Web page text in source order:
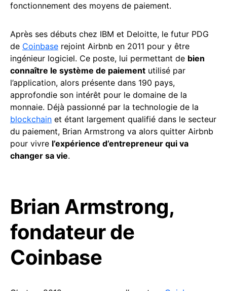
fonctionnement des moyens de paiement.
Après ses débuts chez IBM et Deloitte, le futur PDG
de Coinbase rejoint Airbnb en 2011 pour y être
ingénieur logiciel. Ce poste, lui permettant de bien
connaître le système de paiement utilisé par
l’application, alors présente dans 190 pays,
approfondie son intérêt pour le domaine de la
monnaie. Déjà passionné par la technologie de la
blockchain et étant largement qualifié dans le secteur
du paiement, Brian Armstrong va alors quitter Airbnb
pour vivre l’expérience d’entrepreneur qui va
changer sa vie.
Brian Armstrong,
fondateur de
Coinbase